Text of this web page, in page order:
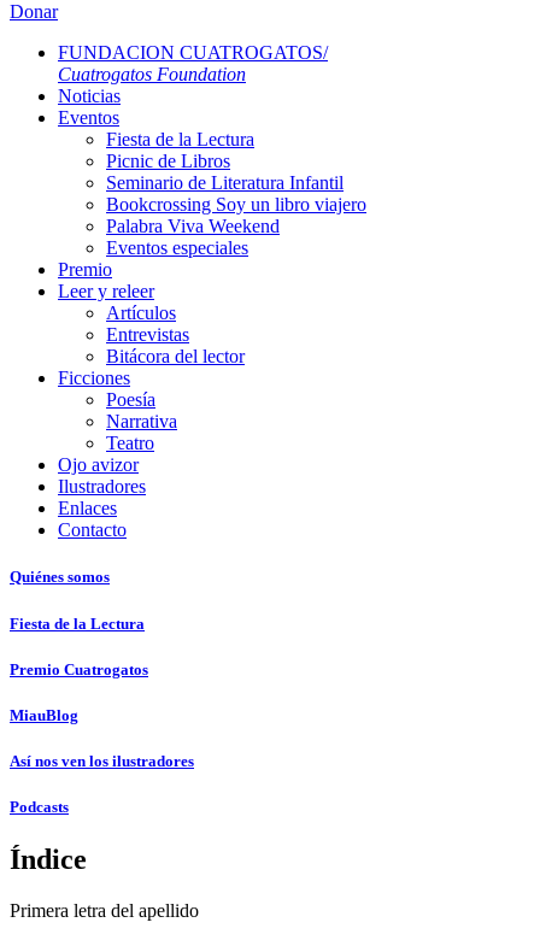
Donar
FUNDACION CUATROGATOS/
Cuatrogatos Foundation
Noticias
Eventos
Fiesta de la Lectura
Picnic de Libros
Seminario de Literatura Infantil
Bookcrossing Soy un libro viajero
Palabra Viva Weekend
Eventos especiales
Premio
Leer y releer
Artículos
Entrevistas
Bitácora del lector
Ficciones
Poesía
Narrativa
Teatro
Ojo avizor
Ilustradores
Enlaces
Contacto
Quiénes somos
Fiesta de la Lectura
Premio Cuatrogatos
MiauBlog
Así nos ven los ilustradores
Podcasts
Índice
Primera letra del apellido